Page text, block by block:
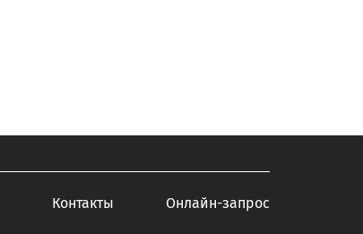
Контакты Онлайн-запрос